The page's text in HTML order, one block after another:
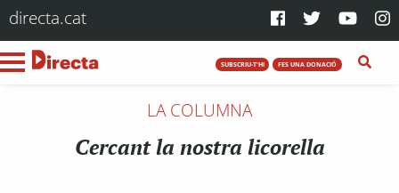
directa.cat
SUBSCRIU-T'HI FES UNA DONACIÓ
LA COLUMNA
Cercant la nostra licorella